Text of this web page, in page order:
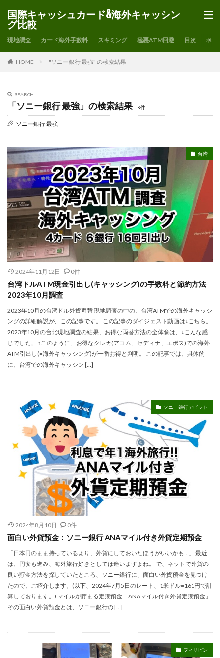
国際キャッシュカード&海外キャッシン
グ比較
現地調査 カード海外手数料 スキミング 極悪ATM回避 目次 ホー
HOME "ソニー銀行 最強" の検索結果
SEARCH
「ソニー銀行 最強」の検索結果 8件
ソニー銀行 最強
台湾
2024年11月12日 0件
台湾ドルATM現金引出し(キャッシング)の手数料と節約方法
2023年10月調査
2023年10月の台湾ドル外貨両替 現地調査の中の、台湾ATMでの海外キャッシ
ングの詳細解説が、この記事です。 この記事のダイジェスト動画は↓こちら。
2023年10月の台北現地調査の結果、お得な両替方法の全体像は、↓こんな感
じでした。 ↑このように、お得なクレカ(アコム、セディナ、エポス)での海外
ATM引出し(=海外キャッシング)が一番お得と判明。 この記事では、具体的
に、台湾での海外キャッシン […]
ソニー銀行デビット
2024年8月10日 0件
面白い外貨預金：ソニー銀行 ANAマイル付き外貨定期預金
「日本円のまま持っているより、外貨にしておいたほうがいいかも…」 最近
は、円安も進み、海外旅行好きとしては迷いますよね。 で、ネットで外貨の
良い貯金方法を探していたところ、ソニー銀行に、面白い外貨預金を見つけ
たので、ご紹介します。(以下、2024年7月5日のレート、1米ドル=161円で計
算しております。) マイルが貯まる定期預金「ANAマイル付き外貨定期預金」
その面白い外貨預金とは、ソニー銀行の […]
フィリピン